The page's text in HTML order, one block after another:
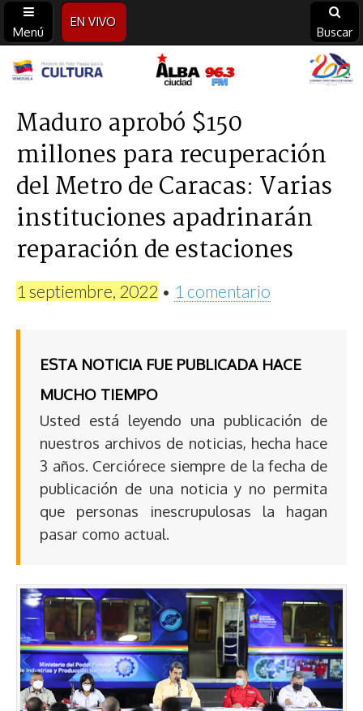
Menú
EN VIVO
Buscar
Alba
Ciudad
96.3
FM
Maduro aprobó $150
millones para recuperación
del Metro de Caracas: Varias
instituciones apadrinarán
reparación de estaciones
1 septiembre, 2022 • 1 comentario
ESTA NOTICIA FUE PUBLICADA HACE
MUCHO TIEMPO
Usted está leyendo una publicación de
nuestros archivos de noticias, hecha hace
3 años. Cerciórece siempre de la fecha de
publicación de una noticia y no permita
que personas inescrupulosas la hagan
pasar como actual.